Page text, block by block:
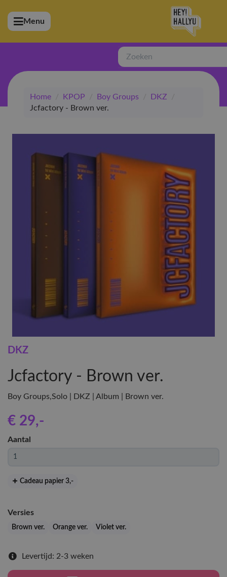
(Artiesten)
(Winkel)
Menu
Zoeken
Home / KPOP / Boy Groups / DKZ
/
Jcfactory - Brown ver.
DKZ
Jcfactory - Brown ver.
Boy Groups,Solo | DKZ | Album | Brown ver.
€ 29,-
Aantal
Cadeau papier 3,-
Versies
Brown ver. Orange ver. Violet ver.
Levertijd: 2-3 weken